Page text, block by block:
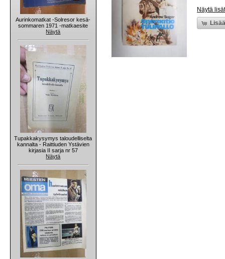
Aurinkomatkat -Solresor kesä-
sommaren 1971 -matkaesite
Näytä
Tupakkakysymys taloudelliselta
kannalta - Raittiuden Ystävien
kirjasia II sarja nr 57
Näytä
Näytä